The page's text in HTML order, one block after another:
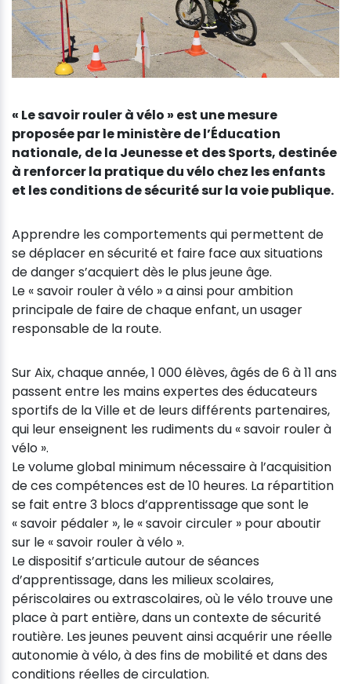
« Le savoir rouler à vélo » est une mesure
proposée par le ministère de l’Éducation
nationale, de la Jeunesse et des Sports, destinée
à renforcer la pratique du vélo chez les enfants
et les conditions de sécurité sur la voie publique.
Apprendre les comportements qui permettent de
se déplacer en sécurité et faire face aux situations
de danger s’acquiert dès le plus jeune âge.
Le « savoir rouler à vélo » a ainsi pour ambition
principale de faire de chaque enfant, un usager
responsable de la route.
Sur Aix, chaque année, 1 000 élèves, âgés de 6 à 11 ans
passent entre les mains expertes des éducateurs
sportifs de la Ville et de leurs différents partenaires,
qui leur enseignent les rudiments du « savoir rouler à
vélo ».
Le volume global minimum nécessaire à l’acquisition
de ces compétences est de 10 heures. La répartition
se fait entre 3 blocs d’apprentissage que sont le
« savoir pédaler », le « savoir circuler » pour aboutir
sur le « savoir rouler à vélo ».
Le dispositif s’articule autour de séances
d’apprentissage, dans les milieux scolaires,
périscolaires ou extrascolaires, où le vélo trouve une
place à part entière, dans un contexte de sécurité
routière. Les jeunes peuvent ainsi acquérir une réelle
autonomie à vélo, à des fins de mobilité et dans des
conditions réelles de circulation.